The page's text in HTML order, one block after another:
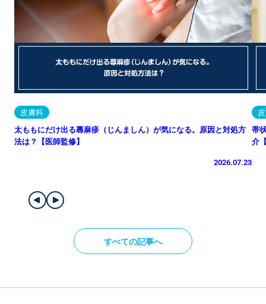
皮膚科
太ももにだけ出る蕁麻疹（じんましん）が気になる。原因と対処方
法は？【医師監修】
2026.07.23
帯
介
すべての記事へ